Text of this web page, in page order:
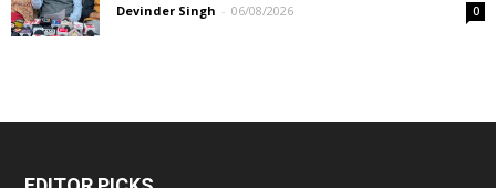
Devinder Singh - 06/08/2026 0